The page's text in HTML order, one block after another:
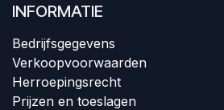
INFORMATIE
Bedrijfsgegevens
Verkoopvoorwaarden
Herroepingsrecht
Prijzen en toeslagen